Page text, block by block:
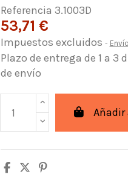
Referencia 3.1003D
53,71 €
Impuestos excluidos
Plazo de entrega de 1 a
de envío